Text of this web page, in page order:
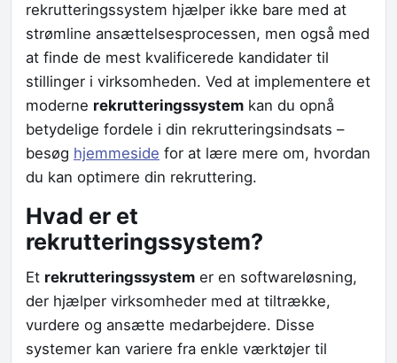
rekrutteringssystem hjælper ikke bare med at
strømline ansættelsesprocessen, men også med
at finde de mest kvalificerede kandidater til
stillinger i virksomheden. Ved at implementere et
moderne rekrutteringssystem kan du opnå
betydelige fordele i din rekrutteringsindsats –
besøg hjemmeside for at lære mere om, hvordan
du kan optimere din rekruttering.
Hvad er et
rekrutteringssystem?
Et rekrutteringssystem er en softwareløsning,
der hjælper virksomheder med at tiltrække,
vurdere og ansætte medarbejdere. Disse
systemer kan variere fra enkle værktøjer til